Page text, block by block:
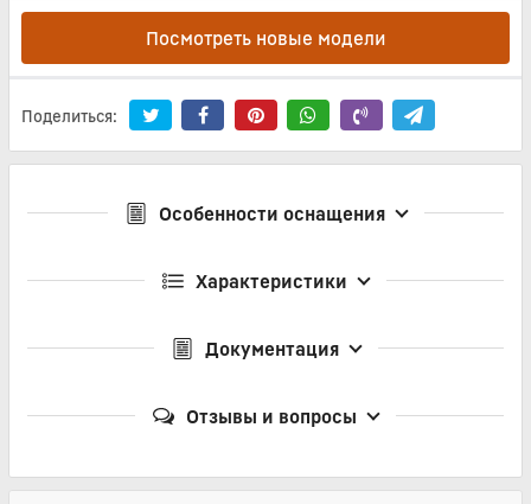
Посмотреть новые модели
Поделиться:
Особенности оснащения
Характеристики
Документация
Отзывы и вопросы